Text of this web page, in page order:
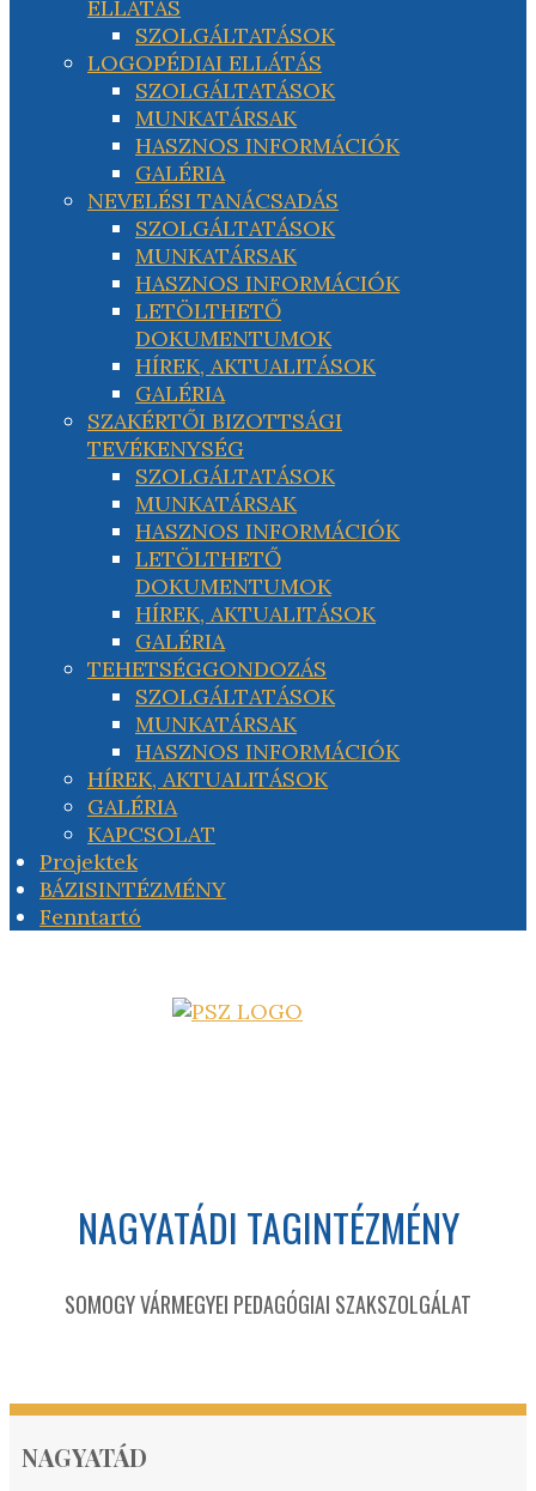
ELLÁTÁS
SZOLGÁLTATÁSOK
LOGOPÉDIAI ELLÁTÁS
SZOLGÁLTATÁSOK
MUNKATÁRSAK
HASZNOS INFORMÁCIÓK
GALÉRIA
NEVELÉSI TANÁCSADÁS
SZOLGÁLTATÁSOK
MUNKATÁRSAK
HASZNOS INFORMÁCIÓK
LETÖLTHETŐ
DOKUMENTUMOK
HÍREK, AKTUALITÁSOK
GALÉRIA
SZAKÉRTŐI BIZOTTSÁGI
TEVÉKENYSÉG
SZOLGÁLTATÁSOK
MUNKATÁRSAK
HASZNOS INFORMÁCIÓK
LETÖLTHETŐ
DOKUMENTUMOK
HÍREK, AKTUALITÁSOK
GALÉRIA
TEHETSÉGGONDOZÁS
SZOLGÁLTATÁSOK
MUNKATÁRSAK
HASZNOS INFORMÁCIÓK
HÍREK, AKTUALITÁSOK
GALÉRIA
KAPCSOLAT
Projektek
BÁZISINTÉZMÉNY
Fenntartó
NAGYATÁDI TAGINTÉZMÉNY
SOMOGY VÁRMEGYEI PEDAGÓGIAI SZAKSZOLGÁLAT
NAGYATÁD